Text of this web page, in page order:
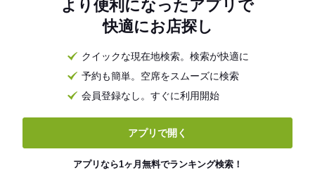
より便利になったアプリで
快適にお店探し
クイックな現在地検索。検索が快適に
予約も簡単。空席をスムーズに検索
会員登録なし。すぐに利用開始
アプリで開く
アプリなら1ヶ月無料でランキング検索！